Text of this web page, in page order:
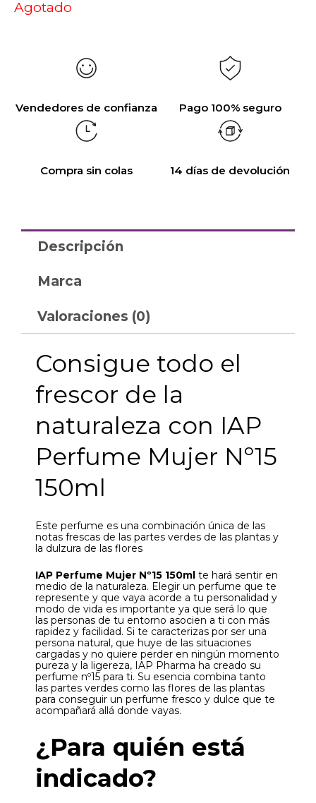
Agotado
Vendedores de confianza Pago 100% seguro
Compra sin colas 14 días de devolución
Descripción
Marca
Valoraciones (0)
Consigue todo el
frescor de la
naturaleza con IAP
Perfume Mujer Nº15
150ml
Este perfume es una combinación única de las
notas frescas de las partes verdes de las plantas y
la dulzura de las flores
IAP Perfume Mujer Nº15 150ml te hará sentir en
medio de la naturaleza. Elegir un perfume que te
represente y que vaya acorde a tu personalidad y
modo de vida es importante ya que será lo que
las personas de tu entorno asocien a ti con más
rapidez y facilidad. Si te caracterizas por ser una
persona natural, que huye de las situaciones
cargadas y no quiere perder en ningún momento
pureza y la ligereza, IAP Pharma ha creado su
perfume nº15 para ti. Su esencia combina tanto
las partes verdes como las flores de las plantas
para conseguir un perfume fresco y dulce que te
acompañará allá donde vayas.
¿Para quién está
indicado?